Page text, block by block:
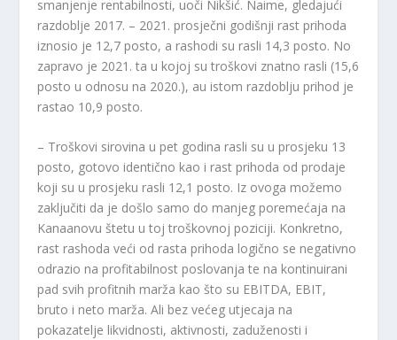
smanjenje rentabilnosti, uoči Nikšić. Naime, gledajući
razdoblje 2017. – 2021. prosječni godišnji rast prihoda
iznosio je 12,7 posto, a rashodi su rasli 14,3 posto. No
zapravo je 2021. ta u kojoj su troškovi znatno rasli (15,6
posto u odnosu na 2020.), au istom razdoblju prihod je
rastao 10,9 posto.
– Troškovi sirovina u pet godina rasli su u prosjeku 13
posto, gotovo identično kao i rast prihoda od prodaje
koji su u prosjeku rasli 12,1 posto. Iz ovoga možemo
zaključiti da je došlo samo do manjeg poremećaja na
Kanaanovu štetu u toj troškovnoj poziciji. Konkretno,
rast rashoda veći od rasta prihoda logično se negativno
odrazio na profitabilnost poslovanja te na kontinuirani
pad svih profitnih marža kao što su EBITDA, EBIT,
bruto i neto marža. Ali bez većeg utjecaja na
pokazatelje likvidnosti, aktivnosti, zaduženosti i